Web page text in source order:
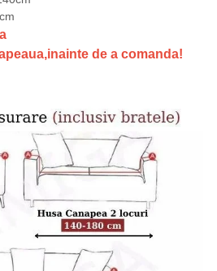
de a comanda!